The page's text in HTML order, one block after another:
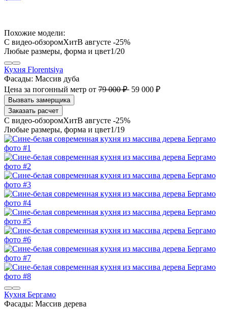
Похожие модели:
В августе -25%
1/20
Кухня Florentsiya
Фасады: Массив дуба
Цена за погонный метр от 79 000 ₽ 59 000 ₽
Заказать расчет
В августе -25%
1/19
Кухня Бергамо
Фасады: Массив дерева